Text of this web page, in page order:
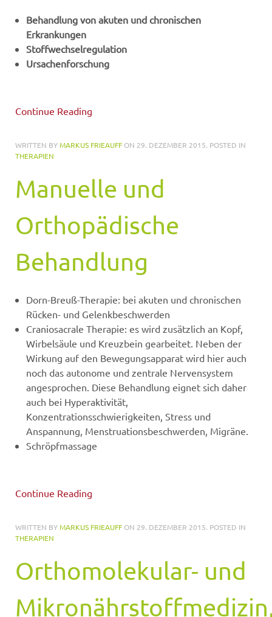
Behandlung von akuten und chronischen
Erkrankungen
Stoffwechselregulation
Ursachenforschung
Continue Reading
WRITTEN BYMARKUS FRIEAUFF ON 29. DEZEMBER 2015. POSTED IN
THERAPIEN
Manuelle und
Orthopädische
Behandlung
Dorn-Breuß-Therapie: bei akuten und chronischen
Rücken- und Gelenkbeschwerden
Craniosacrale Therapie: es wird zusätzlich an Kopf,
Wirbelsäule und Kreuzbein gearbeitet. Neben der
Wirkung auf den Bewegungsapparat wird hier auch
noch das autonome und zentrale Nervensystem
angesprochen. Diese Behandlung eignet sich daher
auch bei Hyperaktivität,
Konzentrationsschwierigkeiten, Stress und
Anspannung, Menstruationsbeschwerden, Migräne.
Schröpfmassage
Continue Reading
WRITTEN BYMARKUS FRIEAUFF ON 29. DEZEMBER 2015. POSTED IN
THERAPIEN
Orthomolekular- und